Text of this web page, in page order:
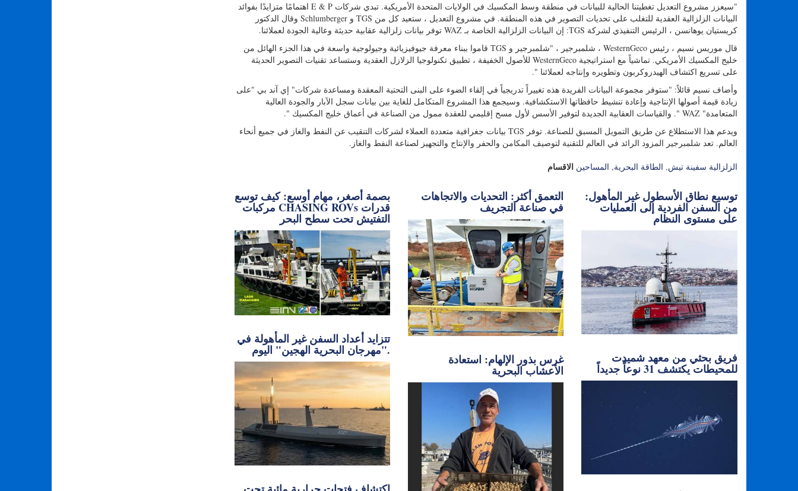
"سيعزز مشروع التعديل تغطيتنا الحالية للبيانات في منطقة وسط المكسيك في الولايات المتحدة الأمريكية. تبدي شركات E & P اهتمامًا متزايدًا بفوائد
البيانات الزلزالية العقدية للتغلب على تحديات التصوير في هذه المنطقة. في مشروع التعديل ، ستعيد كل من TGS و Schlumberger وقال الدكتور
كريستيان يوهانسن ، الرئيس التنفيذي لشركة TGS: إن البيانات الزلزالية الخاصة بـ WAZ توفر بيانات زلزالية عقابية حديثة وعالية الجودة لعملائنا.
قال موريس نسيم ، رئيس WesternGeco ، شلمبرجير ، "شلمبرجير و TGS قاموا ببناء معرفة جيوفيزيائية وجيولوجية واسعة في هذا الجزء الهائل من
خليج المكسيك الأمريكي. تماشياً مع استراتيجية WesternGeco للأصول الخفيفة ، تطبيق تكنولوجيا الزلازل العقدية وستساعد تقنيات التصوير الحديثة
على تسريع اكتشاف الهيدروكربون وتطويره وإنتاجه لعملائنا ".
وأضاف نسيم قائلاً: "ستوفر مجموعة البيانات الفريدة هذه تغييراً تدريجياً في إلقاء الضوء على البنى التحتية المعقدة ومساعدة شركات" إي آند بي "على
زيادة قيمة أصولها الإنتاجية وإعادة تنشيط حافظاتها الاستكشافية. وسيجمع هذا المشروع المتكامل للغاية بين بيانات سجل الآبار والجودة العالية
المتعامدة" WAZ ". والقياسات العقابية الجديدة لتوفير الأسس لأول مسح إقليمي للعقدة ممول من الصناعة في أعماق خليج المكسيك ".
ويدعم هذا الاستطلاع عن طريق التمويل المسبق للصناعة. توفر TGS بيانات جغرافية متعددة العملاء لشركات التنقيب عن النفط والغاز في جميع أنحاء
العالم. تعد شلمبرجير المزود الرائد في العالم للتقنية لتوصيف المكامن والحفر والإنتاج والتجهيز لصناعة النفط والغاز.
الزلزالية سفينة تيش, الطاقة البحرية, المساحين الاقسام
بصمة أصغر، مهام أوسع: كيف توسع
مركبات CHASING ROVs قدرات
التفتيش تحت سطح البحر
تتزايد أعداد السفن غير المأهولة في
"مهرجان البحرية الهجين" اليوم.
التعمق أكثر: التحديات والاتجاهات
في صناعة التجريف
غرس بذور الإلهام: استعادة
الأعشاب البحرية
توسيع نطاق الأسطول غير المأهول:
من السفن الفردية إلى العمليات
على مستوى النظام
فريق بحثي من معهد شميدت
للمحيطات يكتشف 31 نوعاً جديداً